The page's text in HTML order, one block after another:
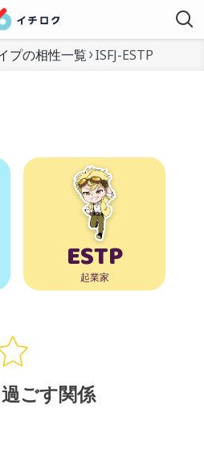
プの相性一覧 ISFJ-ESTP
ESTP
起業家
ごす関係